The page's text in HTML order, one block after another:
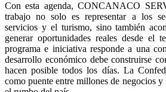
Con esta agenda, CONCANACO
trabajo no solo es representar a los
servicios y el turismo, sino también
generar oportunidades reales desde el
programa e iniciativa responde a una
desarrollo económico debe construirse
hacen posible todos los días. La
como puente entre millones de negocios y